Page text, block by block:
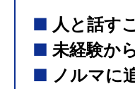
■ 人と話す
■ 未経験か
■ ノルマに